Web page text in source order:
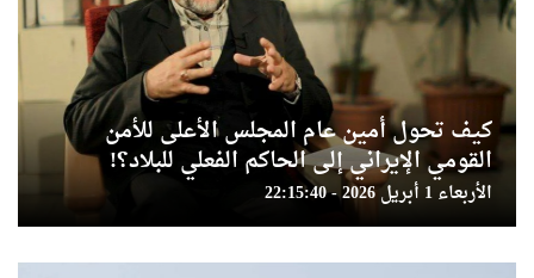
كيف تحول أمين عام المجلس الأعلى للأمن
القومي الإيراني إلى الحاكم الفعلي للبلاد؟!
الأربعاء 1 أبريل 2026 - 22:15:40